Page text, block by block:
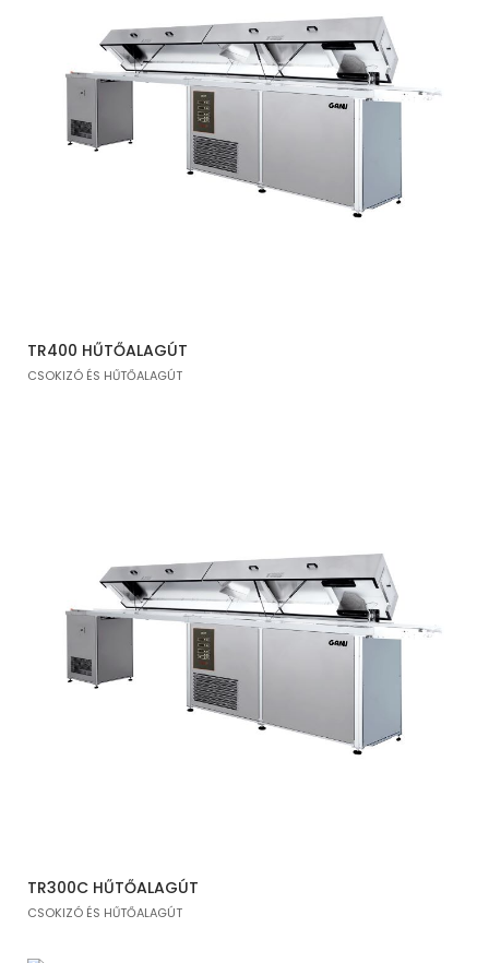
TR400 HŰTŐALAGÚT
CSOKIZÓ ÉS HŰTŐALAGÚT
TR300C HŰTŐALAGÚT
CSOKIZÓ ÉS HŰTŐALAGÚT